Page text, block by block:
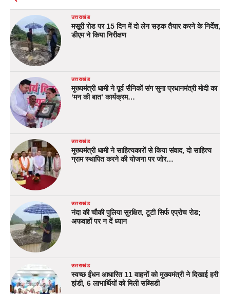
उत्तराखंड
मसूरी रोड पर 15 दिन में दो लेन सड़क तैयार करने के निर्देश,
डीएम ने किया निरीक्षण
उत्तराखंड
मुख्यमंत्री धामी ने पूर्व सैनिकों संग सुना प्रधानमंत्री मोदी का
‘मन की बात’ कार्यक्रम…
उत्तराखंड
मुख्यमंत्री धामी ने साहित्यकारों से किया संवाद, दो साहित्य
ग्राम स्थापित करने की योजना पर जोर…
उत्तराखंड
नंदा की चौकी पुलिया सुरक्षित, टूटी सिर्फ एप्रोच रोड;
अफवाहों पर न दें ध्यान
उत्तराखंड
स्वच्छ ईंधन आधारित 11 वाहनों को मुख्यमंत्री ने दिखाई हरी
झंडी, 6 लाभार्थियों को मिली सब्सिडी